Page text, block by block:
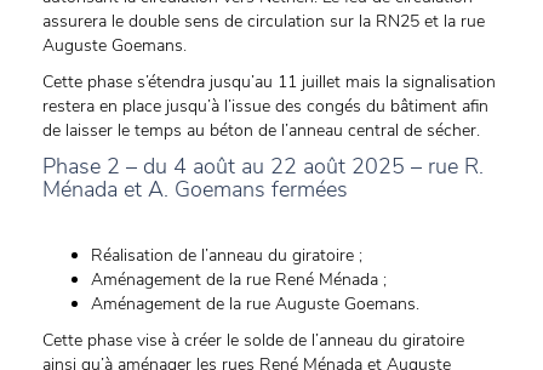
assurera le double sens de circulation sur la RN25 et la rue
Auguste Goemans.
Cette phase s’étendra jusqu’au 11 juillet mais la signalisation
restera en place jusqu’à l’issue des congés du bâtiment afin
de laisser le temps au béton de l’anneau central de sécher.
Phase 2 – du 4 août au 22 août 2025 – rue R.
Ménada et A. Goemans fermées
Réalisation de l’anneau du giratoire ;
Aménagement de la rue René Ménada ;
Aménagement de la rue Auguste Goemans.
Cette phase vise à créer le solde de l’anneau du giratoire
ainsi qu’à aménager les rues René Ménada et Auguste